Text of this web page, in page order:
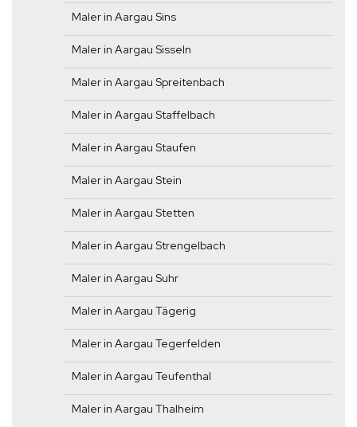
Maler in Aargau Sins
Maler in Aargau Sisseln
Maler in Aargau Spreitenbach
Maler in Aargau Staffelbach
Maler in Aargau Staufen
Maler in Aargau Stein
Maler in Aargau Stetten
Maler in Aargau Strengelbach
Maler in Aargau Suhr
Maler in Aargau Tägerig
Maler in Aargau Tegerfelden
Maler in Aargau Teufenthal
Maler in Aargau Thalheim